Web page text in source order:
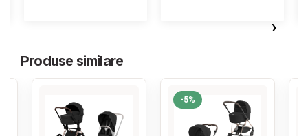
›
Produse similare
-5%